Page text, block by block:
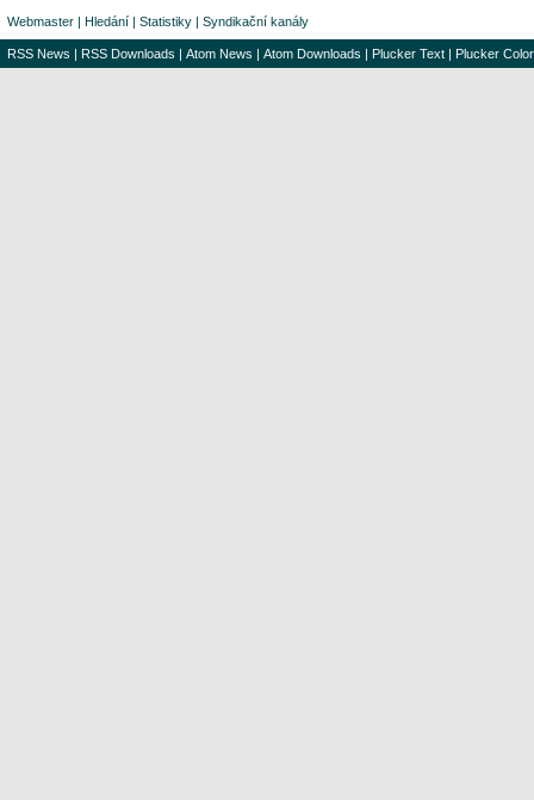
Webmaster | Hledání | Statistiky | Syndikační kanály
RSS News | RSS Downloads | Atom News | Atom Downloads | Plucker Text | Plucker Color